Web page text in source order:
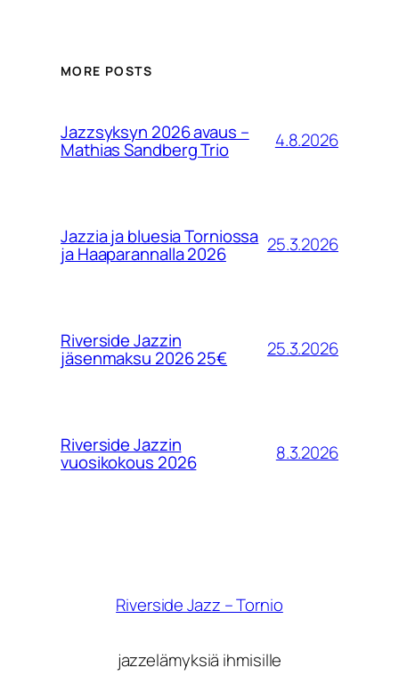
MORE POSTS
Jazzsyksyn 2026 avaus –
Mathias Sandberg Trio 4.8.2026
Jazzia ja bluesia Torniossa
ja Haaparannalla 2026 25.3.2026
Riverside Jazzin
jäsenmaksu 2026 25€ 25.3.2026
Riverside Jazzin
vuosikokous 2026 8.3.2026
Riverside Jazz – Tornio
jazzelämyksiä ihmisille